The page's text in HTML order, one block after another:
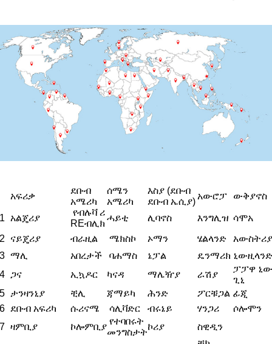
አፍሪቃ
ደቡብ
አሜሪካ
ሰሜን
አሜሪካ
እስያ (ደቡብ
ደቡብ ኤሲያ)
አውሮፓ ውቅያኖስ
1 አልጄሪያ
የብሉቫ ሪ
REብሊክ
ሓይቲ ሊባኖስ እንግሊዝ ሳሞአ
2
ናይጄሪያ ብራዚል ሜክስኮ ኦማን ሄልላንድ
አውስትሪያ
3 ማሊ አበረታች ባሐማስ ኔፓል ዴንማሪክ ኒውዚላንድ
4 ጋና ኢኳዶር ካናዳ ማሌዥያ ራሽያ
ፓፓዋ ኒው
ጊኒ
5 ታንዛንኒያ ቺሊ ጃማይካ ሕንድ ፖርቹጋል ፊጂ
6 ደቡብ አፍሪካ ሱሪናሜ ሳሊቫድር ብሩኔይ ሃንጋሪ
ሶሎሞን
7 ዛምቢያ ኮሎምቢያ
የተባበሩት
መንግስታት
ኮሪያ ስዊዲን